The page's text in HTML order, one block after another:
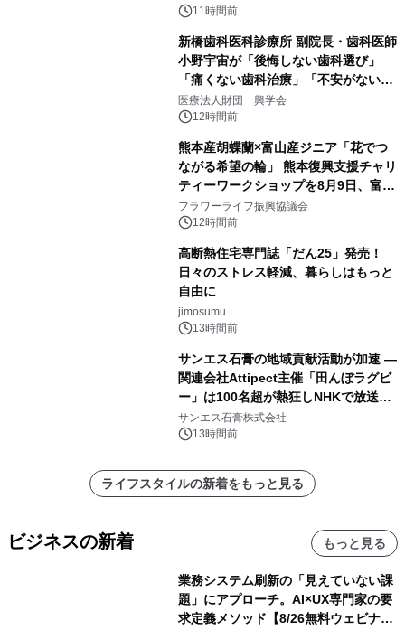
11時間前
新橋歯科医科診療所 副院長・歯科医師
小野宇宙が「後悔しない歯科選び」
「痛くない歯科治療」「不安がない治
療計画」をテーマに専門監修
医療法人財団 興学会
12時間前
熊本産胡蝶蘭×富山産ジニア「花でつ
ながる希望の輪」 熊本復興支援チャリ
ティーワークショップを8月9日、富
山・射水で開催
フラワーライフ振興協議会
12時間前
高断熱住宅専門誌「だん25」発売！
日々のストレス軽減、暮らしはもっと
自由に
jimosumu
13時間前
サンエス石膏の地域貢献活動が加速 ―
関連会社Attipect主催「田んぼラグビ
ー」は100名超が熱狂しNHKで放送さ
れました。
サンエス石膏株式会社
13時間前
ライフスタイルの新着をもっと見る
ビジネスの新着 もっと見る
業務システム刷新の「見えていない課
題」にアプローチ。AI×UX専門家の要
求定義メソッド【8/26無料ウェビナ